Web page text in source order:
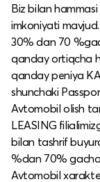
Biz bilan
imkoniyati mavjud.
30% dan 70
qanday ortiqcha
qanday peniya
shunchaki
Avtomobil olish
LEASING
bilan tashrif
%dan 70%
Avtomobil